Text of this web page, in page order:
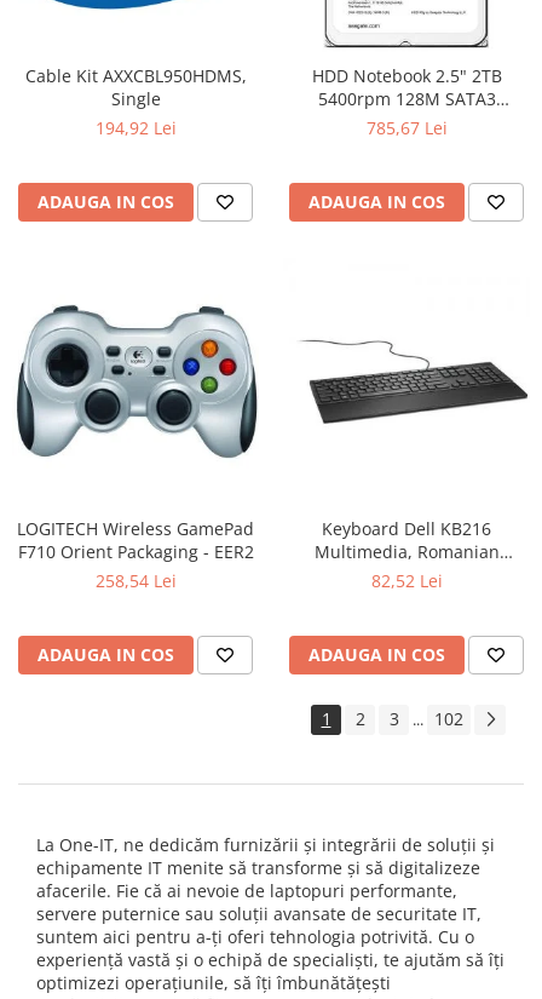
Cable Kit AXXCBL950HDMS,
Single
194,92 Lei
ADAUGA IN COS
HDD Notebook 2.5" 2TB
5400rpm 128M SATA3
SEAGATE
785,67 Lei
ADAUGA IN COS
LOGITECH Wireless GamePad
F710 Orient Packaging - EER2
258,54 Lei
ADAUGA IN COS
Keyboard Dell KB216
Multimedia, Romanian
(QWERTZ), Black
82,52 Lei
ADAUGA IN COS
1 2 3 ... 102
La One-IT, ne dedicăm furnizării și integrării de soluții și
echipamente IT menite să transforme și să digitalizeze
afacerile. Fie că ai nevoie de laptopuri performante,
servere puternice sau soluții avansate de securitate IT,
suntem aici pentru a-ți oferi tehnologia potrivită. Cu o
experiență vastă și o echipă de specialiști, te ajutăm să îți
optimizezi operațiunile, să îți îmbunătățești